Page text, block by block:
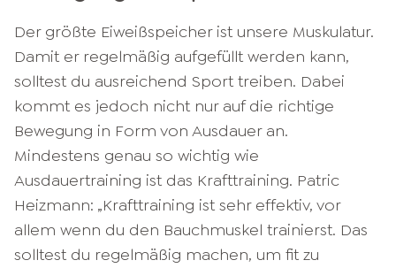
Der größte Eiweißspeicher ist unsere Muskulatur.
Damit er regelmäßig aufgefüllt werden kann,
solltest du ausreichend Sport treiben. Dabei
kommt es jedoch nicht nur auf die richtige
Bewegung in Form von Ausdauer an.
Mindestens genau so wichtig wie
Ausdauertraining ist das Krafttraining. Patric
Heizmann: „Krafttraining ist sehr effektiv, vor
allem wenn du den Bauchmuskel trainierst. Das
solltest du regelmäßig machen, um fit zu